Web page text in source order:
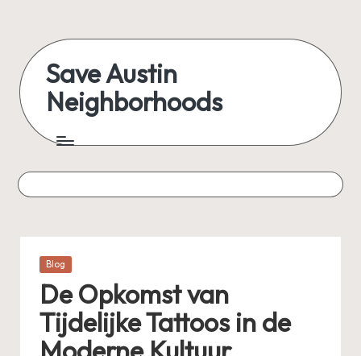
content
Save Austin
Neighborhoods
Austin
everything
Posted
Blog
De Opkomst van
Tijdelijke Tattoos in de